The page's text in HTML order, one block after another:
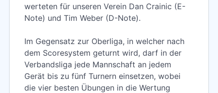
werteten für unseren Verein Dan Crainic (E-
Note) und Tim Weber (D-Note).
Im Gegensatz zur Oberliga, in welcher nach
dem Scoresystem geturnt wird, darf in der
Verbandsliga jede Mannschaft an jedem
Gerät bis zu fünf Turnern einsetzen, wobei
die vier besten Übungen in die Wertung